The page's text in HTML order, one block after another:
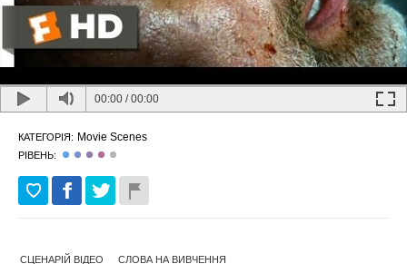
00:00 /00:00
КАТЕГОРІЯ: Movie Scenes
РІВЕНЬ:
СЦЕНАРІЙ ВІДЕО СЛОВА НА ВИВЧЕННЯ